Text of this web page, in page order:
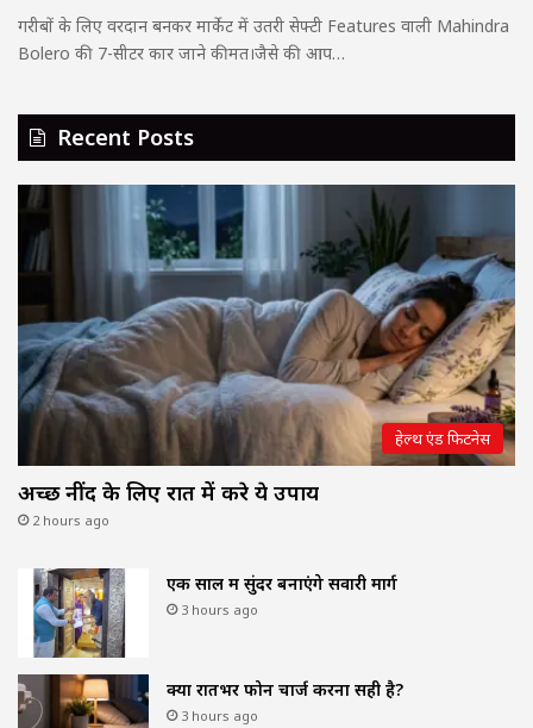
गरीबों के लिए वरदान बनकर मार्केट में उतरी सेफ्टी Features वाली Mahindra
Bolero की 7-सीटर कार जाने कीमत।जैसे की आप…
Recent Posts
हेल्थ एंड फिटनेस
अच्छी नींद के लिए रात में करे ये उपाय
2 hours ago
एक साल में सुंदर बनाएंगे सवारी मार्ग
3 hours ago
क्या रातभर फोन चार्ज करना सही है?
3 hours ago